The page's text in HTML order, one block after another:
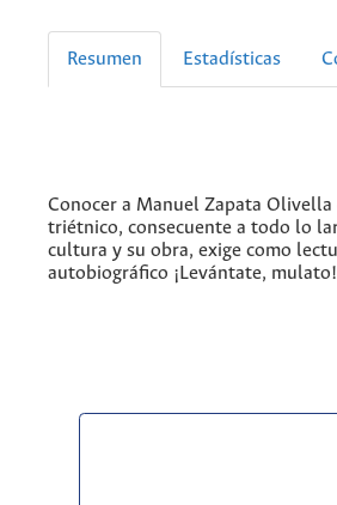
Resumen Estadísticas
Conocer a Manuel Zapata
triétnico, consecuente a todo lo
cultura y su obra, exige como
autobiográfico ¡Levántate,